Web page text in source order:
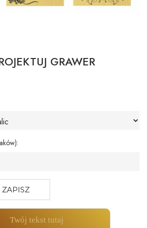
GRAWER
ZAPISZ
Twój tekst tutaj